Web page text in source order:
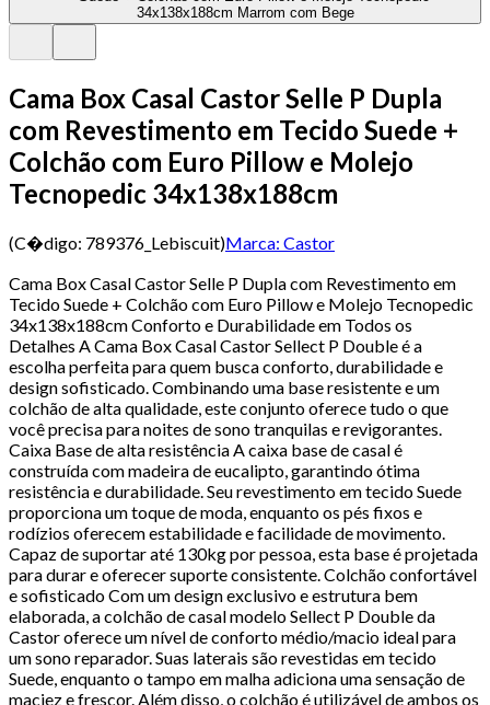
Cama Box Casal Castor Selle P Dupla
com Revestimento em Tecido Suede +
Colchão com Euro Pillow e Molejo
Tecnopedic 34x138x188cm
(C�digo: 789376_Lebiscuit)Marca: Castor
Cama Box Casal Castor Selle P Dupla com Revestimento em
Tecido Suede + Colchão com Euro Pillow e Molejo Tecnopedic
34x138x188cm Conforto e Durabilidade em Todos os
Detalhes A Cama Box Casal Castor Sellect P Double é a
escolha perfeita para quem busca conforto, durabilidade e
design sofisticado. Combinando uma base resistente e um
colchão de alta qualidade, este conjunto oferece tudo o que
você precisa para noites de sono tranquilas e revigorantes.
Caixa Base de alta resistência A caixa base de casal é
construída com madeira de eucalipto, garantindo ótima
resistência e durabilidade. Seu revestimento em tecido Suede
proporciona um toque de moda, enquanto os pés fixos e
rodízios oferecem estabilidade e facilidade de movimento.
Capaz de suportar até 130kg por pessoa, esta base é projetada
para durar e oferecer suporte consistente. Colchão confortável
e sofisticado Com um design exclusivo e estrutura bem
elaborada, a colchão de casal modelo Sellect P Double da
Castor oferece um nível de conforto médio/macio ideal para
um sono reparador. Suas laterais são revestidas em tecido
Suede, enquanto o tampo em malha adiciona uma sensação de
maciez e frescor. Além disso, o colchão é utilizável de ambos os